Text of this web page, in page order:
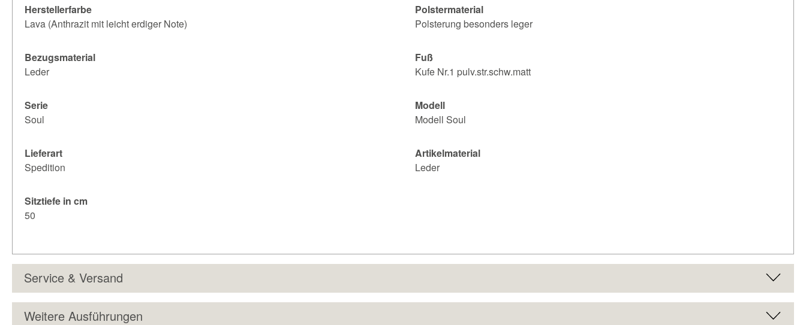
Herstellerfarbe
Lava (Anthrazit mit leicht erdiger Note)
Polstermaterial
Polsterung besonders leger
Bezugsmaterial
Leder
Fuß
Kufe Nr.1 pulv.str.schw.matt
Serie
Soul
Modell
Modell Soul
Lieferart
Spedition
Artikelmaterial
Leder
Sitztiefe in cm
50
Service & Versand
Weitere Ausführungen